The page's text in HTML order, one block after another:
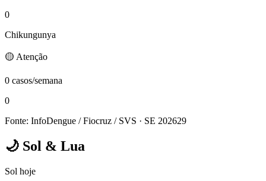
0
Chikungunya
🟡 Atenção
0 casos/semana
0
Fonte: InfoDengue / Fiocruz / SVS · SE 202629
🌙 Sol & Lua
Sol hoje